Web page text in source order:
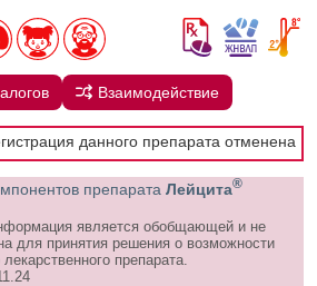
Взаимодействие
данного препарата отменена
препарата Лейцита®
является обобщающей и не
для принятия решения о возможности
препарата.